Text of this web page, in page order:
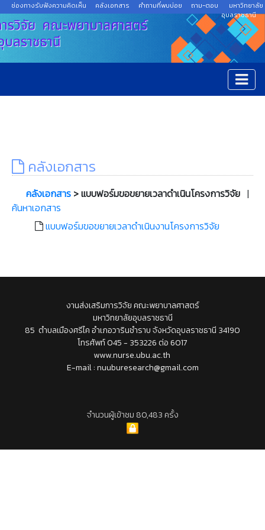
ช่องทางรับฟังความคิดเห็น คลังเอกสาร คำถามที่พบบ่อย ถาม-ตอบ
มหาวิทยาลัย
อุบลราชธานี
คลังเอกสาร
คลังเอกสาร > แบบฟอร์มขอขยายเวลาดำเนินโครงการวิจัย |
ค้นหาเอกสาร
แบบฟอร์มขอขยายเวลาดำเนินงานโครงการวิจัย
งานส่งเสริมการวิจัย คณะพยาบาลศาสตร์
มหาวิทยาลัยอุบลราชธานี
85 ตำบลเมืองศรีไค อำเภอวารินชำราบ จังหวัดอุบลราชธานี 34190
โทรศัพท์ 045 - 353226 ต่อ 6017
www.nurse.ubu.ac.th
E-mail : nuuburesearch@gmail.com
จำนวนผู้เข้าชม 80,483 ครั้ง